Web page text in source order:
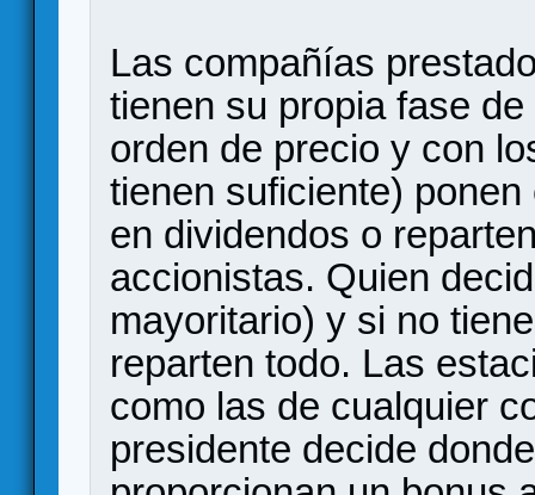
Las compañías
tienen su propia fase
orden de precio y con
tienen suficiente)
en dividendos o
accionistas. Quien
mayoritario) y si no
reparten todo. Las
como las de cualquier
presidente decide